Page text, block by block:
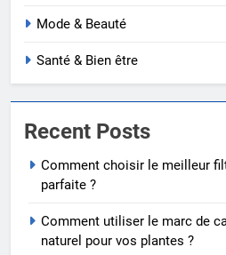
Mode & Beauté
Santé & Bien être
Recent Posts
Comment choisir le meilleur
parfaite ?
Comment utiliser le marc de
naturel pour vos plantes ?